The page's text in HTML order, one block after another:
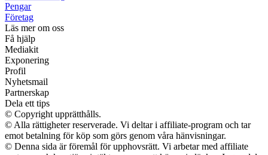
Pengar
Företag
Läs mer om oss
Få hjälp
Mediakit
Exponering
Profil
Nyhetsmail
Partnerskap
Dela ett tips
© Copyright upprätthålls.
© Alla rättigheter reserverade. Vi deltar i affiliate-program och tar
emot betalning för köp som görs genom våra hänvisningar.
© Denna sida är föremål för upphovsrätt. Vi arbetar med affiliate